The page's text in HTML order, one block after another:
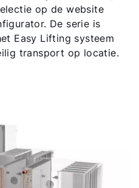
op de website
De serie is
Easy Lifting systeem
transport op locatie.